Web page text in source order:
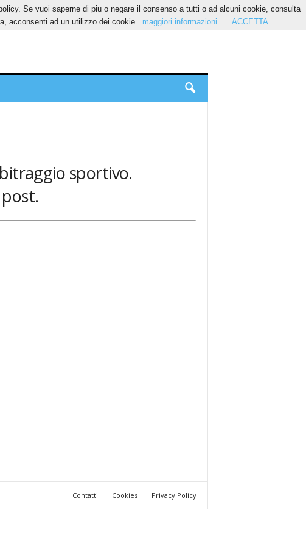
sportivo.
Contatti Cookies Privacy Policy
Se vuoi saperne di piu o negare il consenso a tutti o ad alcuni cookie, consulta
acconsenti ad un utilizzo dei cookie.
maggiori informazioni ACCETTA